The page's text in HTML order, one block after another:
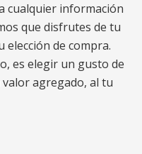
cualquier información
que disfrutes de tu
de compra.
es elegir un gusto de
agregado, al tu